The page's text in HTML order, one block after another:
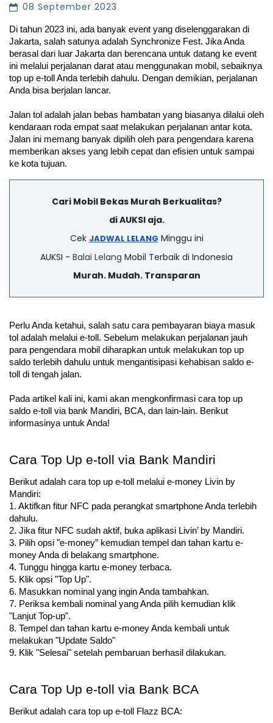
08 September 2023
Di tahun 2023 ini, ada banyak event yang diselenggarakan di
Jakarta, salah satunya adalah Synchronize Fest. Jika Anda
berasal dari luar Jakarta dan berencana untuk datang ke event
ini melalui perjalanan darat atau menggunakan mobil, sebaiknya
top up e-toll Anda terlebih dahulu. Dengan demikian, perjalanan
Anda bisa berjalan lancar.
Jalan tol adalah jalan bebas hambatan yang biasanya dilalui oleh
kendaraan roda empat saat melakukan perjalanan antar kota.
Jalan ini memang banyak dipilih oleh para pengendara karena
memberikan akses yang lebih cepat dan efisien untuk sampai
ke kota tujuan.
Cari Mobil Bekas Murah Berkualitas?
di AUKSI aja.
Cek JADWAL LELANG Minggu ini
AUKSI - Balai Lelang Mobil Terbaik di Indonesia
Murah. Mudah. Transparan
Perlu Anda ketahui, salah satu cara pembayaran biaya masuk
tol adalah melalui e-toll. Sebelum melakukan perjalanan jauh
para pengendara mobil diharapkan untuk melakukan top up
saldo terlebih dahulu untuk mengantisipasi kehabisan saldo e-
toll di tengah jalan.
Pada artikel kali ini, kami akan mengkonfirmasi cara top up
saldo e-toll via bank Mandiri, BCA, dan lain-lain. Berikut
informasinya untuk Anda!
Cara Top Up e-toll via Bank Mandiri
Berikut adalah cara top up e-toll melalui e-money Livin by
Mandiri:
1. Aktifkan fitur NFC pada perangkat smartphone Anda terlebih
dahulu.
2. Jika fitur NFC sudah aktif, buka aplikasi Livin’ by Mandiri.
3. Pilih opsi "e-money” kemudian tempel dan tahan kartu e-
money Anda di belakang smartphone.
4. Tunggu hingga kartu e-money terbaca.
5. Klik opsi "Top Up".
6. Masukkan nominal yang ingin Anda tambahkan.
7. Periksa kembali nominal yang Anda pilih kemudian klik
"Lanjut Top-up".
8. Tempel dan tahan kartu e-money Anda kembali untuk
melakukan "Update Saldo"
9. Klik "Selesai" setelah pembaruan berhasil dilakukan.
Cara Top Up e-toll via Bank BCA
Berikut adalah cara top up e-toll Flazz BCA: